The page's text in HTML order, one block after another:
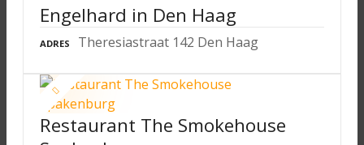
Engelhard in Den Haag
ADRES Theresiastraat 142 Den Haag
Restaurant The Smokehouse